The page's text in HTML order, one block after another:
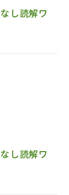
し読解ワ
し読解ワ